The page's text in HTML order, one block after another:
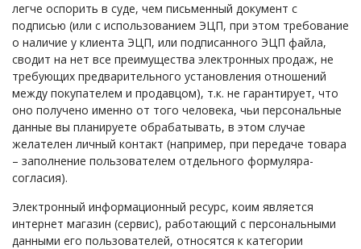
легче оспорить в суде, чем письменный документ с
подписью (или с использованием ЭЦП, при этом требование
о наличие у клиента ЭЦП, или подписанного ЭЦП файла,
сводит на нет все преимущества электронных продаж, не
требующих предварительного установления отношений
между покупателем и продавцом), т.к. не гарантирует, что
оно получено именно от того человека, чьи персональные
данные вы планируете обрабатывать, в этом случае
желателен личный контакт (например, при передаче товара
– заполнение пользователем отдельного формуляра-
согласия).
Электронный информационный ресурс, коим является
интернет магазин (сервис), работающий с персональными
данными его пользователей, относятся к категории